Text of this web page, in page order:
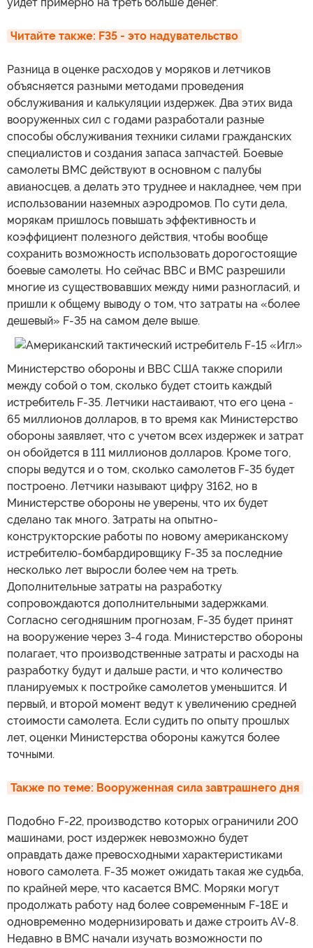
Читайте также: F35 - это надувательство
Разница в оценке расходов у моряков и летчиков
объясняется разными методами проведения
обслуживания и калькуляции издержек. Два этих вида
вооруженных сил с годами разработали разные
способы обслуживания техники силами гражданских
специалистов и создания запаса запчастей. Боевые
самолеты ВМС действуют в основном с палубы
авианосцев, а делать это труднее и накладнее, чем при
использовании наземных аэродромов. По сути дела,
морякам пришлось повышать эффективность и
коэффициент полезного действия, чтобы вообще
сохранить возможность использовать дорогостоящие
боевые самолеты. Но сейчас ВВС и ВМС разрешили
многие из существовавших между ними разногласий, и
пришли к общему выводу о том, что затраты на «более
дешевый» F-35 на самом деле выше.
Министерство обороны и ВВС США также спорили
между собой о том, сколько будет стоить каждый
истребитель F-35. Летчики настаивают, что его цена -
65 миллионов долларов, в то время как Министерство
обороны заявляет, что с учетом всех издержек и затрат
он обойдется в 111 миллионов долларов. Кроме того,
споры ведутся и о том, сколько самолетов F-35 будет
построено. Летчики называют цифру 3162, но в
Министерстве обороны не уверены, что их будет
сделано так много. Затраты на опытно-
конструкторские работы по новому американскому
истребителю-бомбардировщику F-35 за последние
несколько лет выросли более чем на треть.
Дополнительные затраты на разработку
сопровождаются дополнительными задержками.
Согласно сегодняшним прогнозам, F-35 будет принят
на вооружение через 3-4 года. Министерство обороны
полагает, что производственные затраты и расходы на
разработку будут и дальше расти, и что количество
планируемых к постройке самолетов уменьшится. И
первый, и второй момент ведут к увеличению средней
стоимости самолета. Если судить по опыту прошлых
лет, оценки Министерства обороны кажутся более
точными.
Также по теме: Вооруженная сила завтрашнего дня
Подобно F-22, производство которых ограничили 200
машинами, рост издержек невозможно будет
оправдать даже превосходными характеристиками
нового самолета. F-35 может ожидать такая же судьба,
по крайней мере, что касается ВМС. Моряки могут
продолжать работу над более современным F-18E и
одновременно модернизировать и даже строить AV-8.
Недавно в ВМС начали изучать возможности по